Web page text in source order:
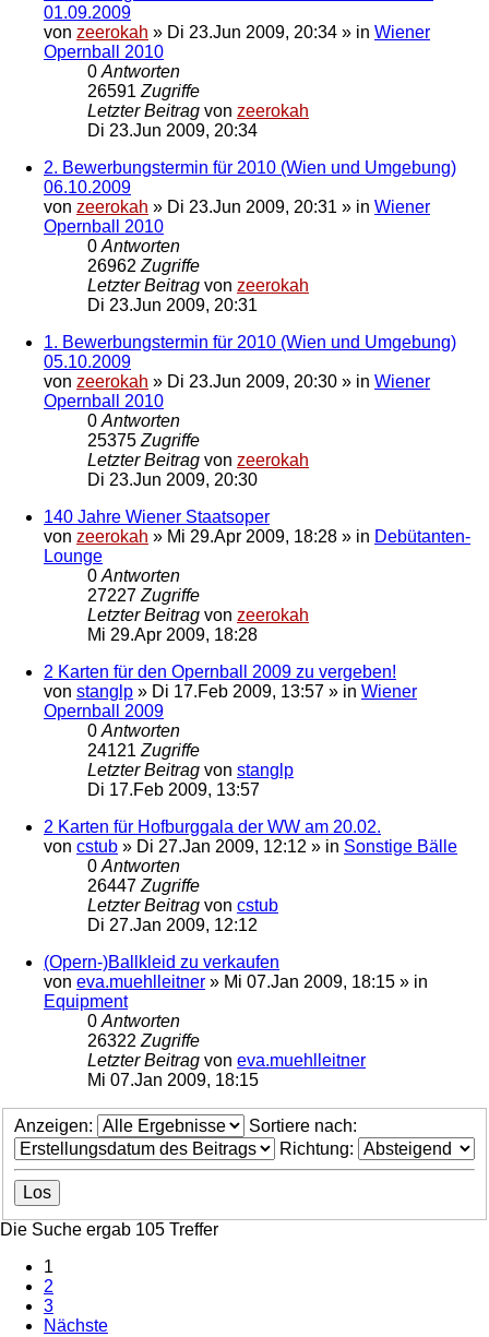
01.09.2009
von zeerokah » Di 23.Jun 2009, 20:34 » in Wiener
Opernball 2010
0 Antworten
26591 Zugriffe
Letzter Beitrag von zeerokah
Di 23.Jun 2009, 20:34
2. Bewerbungstermin für 2010 (Wien und Umgebung)
06.10.2009
von zeerokah » Di 23.Jun 2009, 20:31 » in Wiener
Opernball 2010
0 Antworten
26962 Zugriffe
Letzter Beitrag von zeerokah
Di 23.Jun 2009, 20:31
1. Bewerbungstermin für 2010 (Wien und Umgebung)
05.10.2009
von zeerokah » Di 23.Jun 2009, 20:30 » in Wiener
Opernball 2010
0 Antworten
25375 Zugriffe
Letzter Beitrag von zeerokah
Di 23.Jun 2009, 20:30
140 Jahre Wiener Staatsoper
von zeerokah » Mi 29.Apr 2009, 18:28 » in Debütanten-
Lounge
0 Antworten
27227 Zugriffe
Letzter Beitrag von zeerokah
Mi 29.Apr 2009, 18:28
2 Karten für den Opernball 2009 zu vergeben!
von stanglp » Di 17.Feb 2009, 13:57 » in Wiener
Opernball 2009
0 Antworten
24121 Zugriffe
Letzter Beitrag von stanglp
Di 17.Feb 2009, 13:57
2 Karten für Hofburggala der WW am 20.02.
von cstub » Di 27.Jan 2009, 12:12 » in Sonstige Bälle
0 Antworten
26447 Zugriffe
Letzter Beitrag von cstub
Di 27.Jan 2009, 12:12
(Opern-)Ballkleid zu verkaufen
von eva.muehlleitner » Mi 07.Jan 2009, 18:15 » in
Equipment
0 Antworten
26322 Zugriffe
Letzter Beitrag von eva.muehlleitner
Mi 07.Jan 2009, 18:15
Anzeigen:
Sortiere nach:
Richtung:
Die Suche ergab 105 Treffer
1
2
3
Nächste